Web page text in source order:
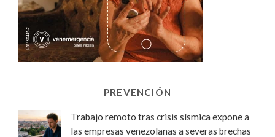
PREVENCIÓN
Trabajo remoto tras crisis sísmica expone a
las empresas venezolanas a severas brechas